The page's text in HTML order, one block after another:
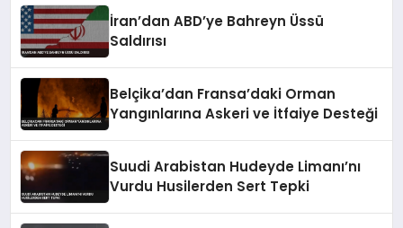
İran’dan ABD’ye Bahreyn Üssü
Saldırısı
Belçika’dan Fransa’daki Orman
Yangınlarına Askeri ve İtfaiye Desteği
Suudi Arabistan Hudeyde Limanı’nı
Vurdu Husilerden Sert Tepki